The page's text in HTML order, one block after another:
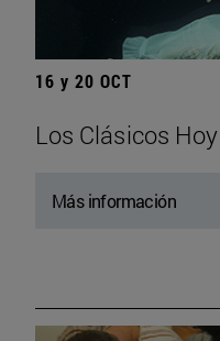
16 y 20 OCT
Los Clásicos Hoy
Más información